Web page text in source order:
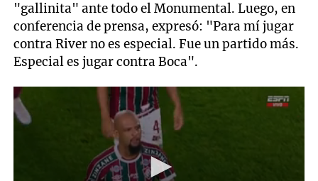
"gallinita" ante todo el Monumental. Luego, en
conferencia de prensa, expresó: "Para mí jugar
contra River no es especial. Fue un partido más.
Especial es jugar contra Boca".